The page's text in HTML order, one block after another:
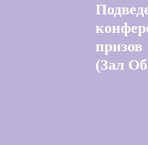
призов
(Зал